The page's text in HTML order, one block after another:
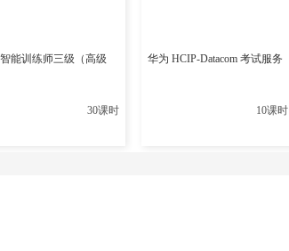
能训练师三级（高级
30课时
华为 HCIP-Datacom 考试服务
10课时